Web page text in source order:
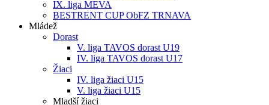
IX. liga MEVA
BESTRENT CUP ObFZ TRNAVA
Mládež
Dorast
V. liga TAVOS dorast U19
IV. liga TAVOS dorast U17
Žiaci
IV. liga žiaci U15
V. liga žiaci U15
Mladší žiaci